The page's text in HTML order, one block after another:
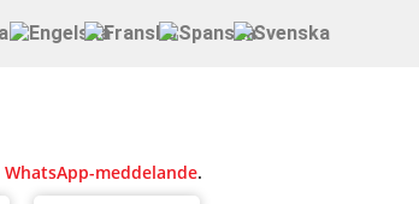
WhatsApp-meddelande.